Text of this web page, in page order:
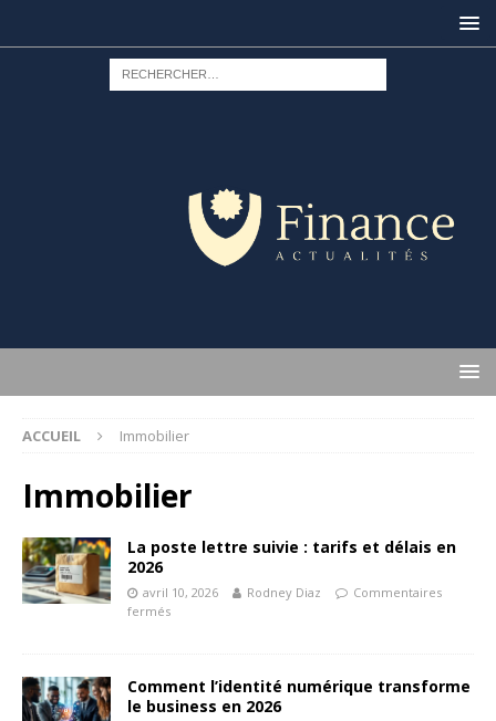
ACCUEIL Immobilier
Immobilier
La poste lettre suivie : tarifs et délais en
2026
avril 10, 2026 Rodney Diaz
Commentaires
fermés
Comment l’identité numérique transforme
le business en 2026